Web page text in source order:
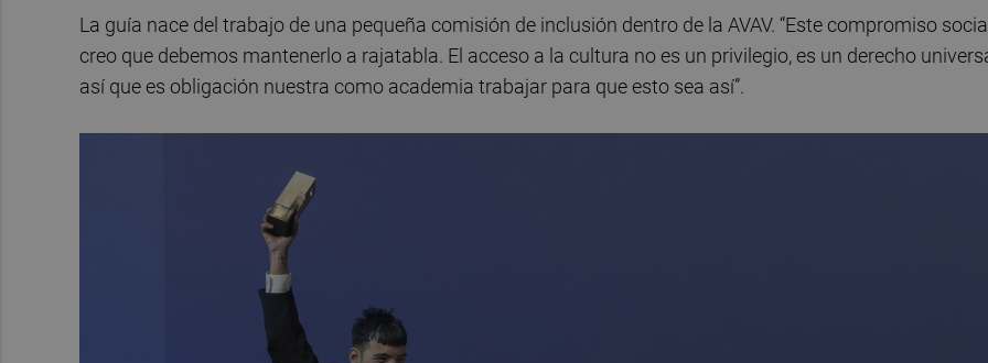
La guía nace del trabajo de una pequeña comisión de inclusión dentro de la AVAV. “Este compromiso
creo que debemos mantenerlo a rajatabla. El acceso a la cultura no es un privilegio, es un derecho
así que es obligación nuestra como academia trabajar para que esto sea así”.